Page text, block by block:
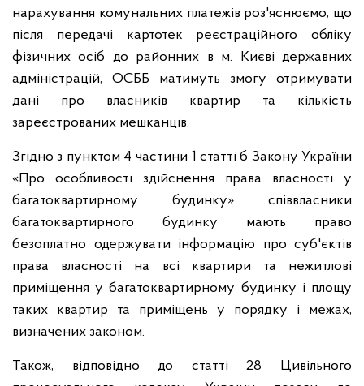
нарахування комунальних платежів роз'яснюємо, що
після передачі картотек реєстраційного обліку
фізичних осіб до районних в м. Києві державних
адміністрацій, ОСББ матимуть змогу отримувати
дані про власників квартир та кількість
зареєстрованих мешканців.
Згідно з пунктом 4 частини 1 статті б Закону України
«Про особливості здійснення права власності у
багатоквартирному будинку» співвласники
багатоквартирного будинку мають право
безоплатно одержувати інформацію про суб'єктів
права власності на всі квартири та нежитлові
приміщення у багатоквартирному будинку і площу
таких квартир та приміщень у порядку і межах,
визначених законом.
Також, відповідно до статті 28 Цивільного